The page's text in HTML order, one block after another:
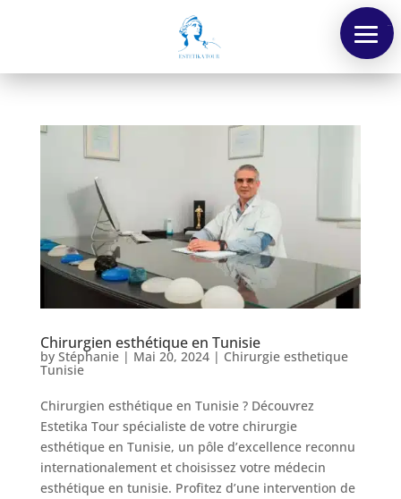
Nos
Tarifs
Chirurgien esthétique en Tunisie
by Stéphanie| Mai 20, 2024| Chirurgie esthetique
Tunisie
Chirurgien esthétique en Tunisie ? Découvrez
Estetika Tour spécialiste de votre chirurgie
esthétique en Tunisie, un pôle d’excellence reconnu
internationalement et choisissez votre médecin
esthétique en tunisie. Profitez d’une intervention de